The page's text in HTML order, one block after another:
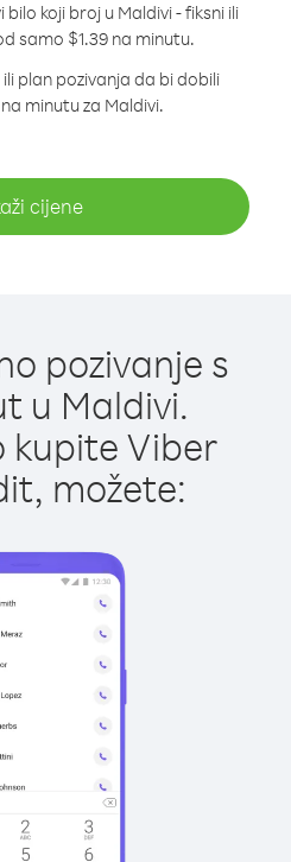
bilo koji broj u Maldivi - fiksni ili
samo $1.39 na minutu.
plan pozivanja da bi dobili
minutu za Maldivi.
cijene
pozivanje s
u Maldivi.
kupite Viber
možete: